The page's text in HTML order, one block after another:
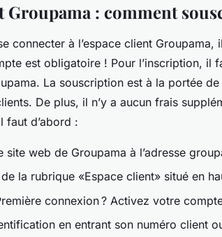
Groupama : comment
connecter à l’espace client Groupama,
est obligatoire ! Pour l’inscription, il
La souscription est à la portée
De plus, il n’y a aucun frais
faut d’abord :
site web de Groupama à l’adresse
la rubrique «Espace client» situé en
connexion ? Activez votre
en entrant son numéro client